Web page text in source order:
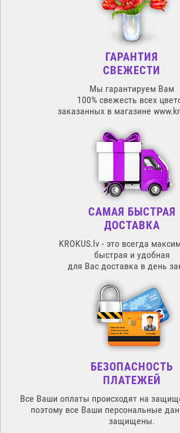
ГАРАНТИЯ
СВЕЖЕСТИ
Мы гарантируем Вам
100% свежесть всех
заказанных в магазине
САМАЯ БЫСТРАЯ
ДОСТАВКА
KROKUS.lv - это всегда
быстрая и удобная
для Вас доставка в день
БЕЗОПАСНОСТЬ
ПЛАТЕЖЕЙ
Все Ваши оплаты происходят на
поэтому все Ваши персональные
защищены.